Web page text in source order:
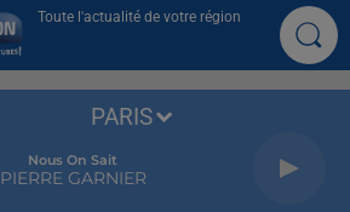
Toute l'actualité de votre région
Nous On Sait
PIERRE GARNIER
PARIS